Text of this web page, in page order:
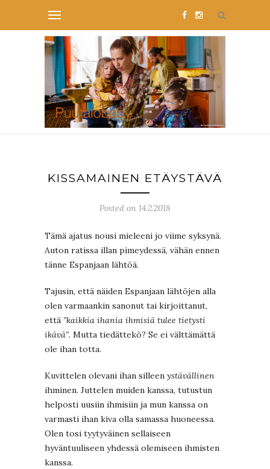
KISSAMAINEN ETÄYSTÄVÄ
Posted on 14.2.2018
Tämä ajatus nousi mieleeni jo viime syksynä.
Auton ratissa illan pimeydessä, vähän ennen
tänne Espanjaan lähtöä.
Tajusin, että näiden Espanjaan lähtöjen alla
olen varmaankin sanonut tai kirjoittanut,
että ”kaikkia ihania ihmisiä tulee tietysti
ikävä”. Mutta tiedättekö? Se ei välttämättä
ole ihan totta.
Kuvittelen olevani ihan silleen ystävällinen
ihminen. Juttelen muiden kanssa, tutustun
helposti uusiin ihmisiin ja mun kanssa on
varmasti ihan kiva olla samassa huoneessa.
Olen tosi tyytyväinen sellaiseen
hyväntuuliseen yhdessä olemiseen ihmisten
kanssa.